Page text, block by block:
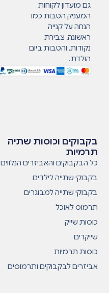
גם מועדון לקוחות
המעניק הטבות כמו
הנחה על קנייה
ראשונה, צבירת
נקודות, והטבות ביום
הולדת.
בקבוקים וכוסות שתיה
תרמיות
כל הבקבוקים והאביזרים הנלווים
בקבוקי שתייה לילדים
בקבוקי שתייה למבוגרים
תרמוס לאוכל
כוסות שייק
שייקרים
כוסות תרמיות
אביזרים לבקבוקים ותרמוסים